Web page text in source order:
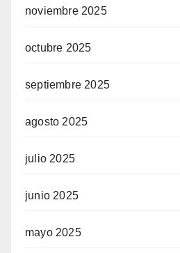
noviembre 2025
octubre 2025
septiembre 2025
agosto 2025
julio 2025
junio 2025
mayo 2025